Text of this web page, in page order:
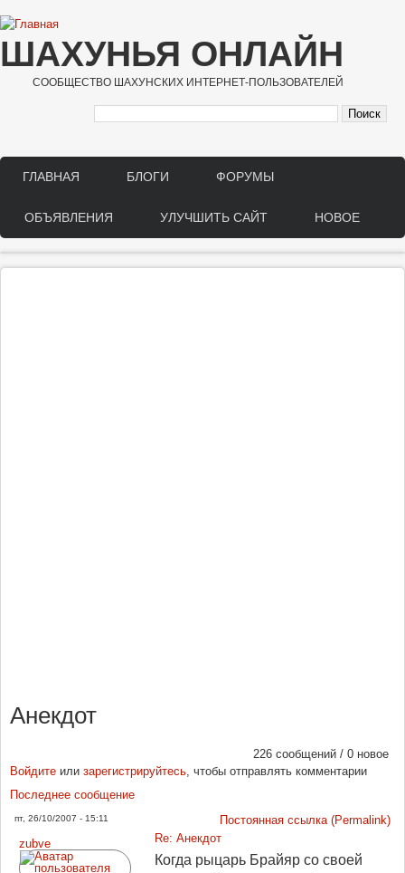
Перейти к основному содержанию
ШАХУНЬЯ ОНЛАЙН
СООБЩЕСТВО ШАХУНСКИХ ИНТЕРНЕТ-ПОЛЬЗОВАТЕЛЕЙ
Main menu
ГЛАВНАЯ БЛОГИ ФОРУМЫ
ОБЪЯВЛЕНИЯ УЛУЧШИТЬ САЙТ НОВОЕ
Анекдот
226 сообщений / 0 новое
Войдите или зарегистрируйтесь, чтобы отправлять комментарии
Последнее сообщение
пт, 26/10/2007 - 15:11
Постоянная ссылка (Permalink)
zubve
Re: Анекдот
Когда рыцарь Брайяр со своей